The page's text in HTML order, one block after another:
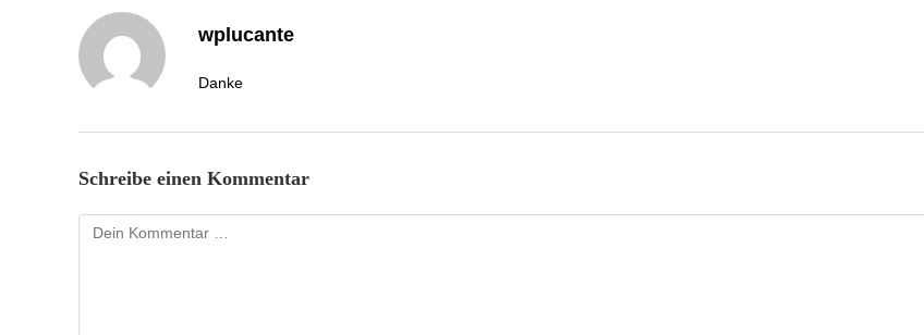
wplucante
Danke
Schreibe einen Kommentar